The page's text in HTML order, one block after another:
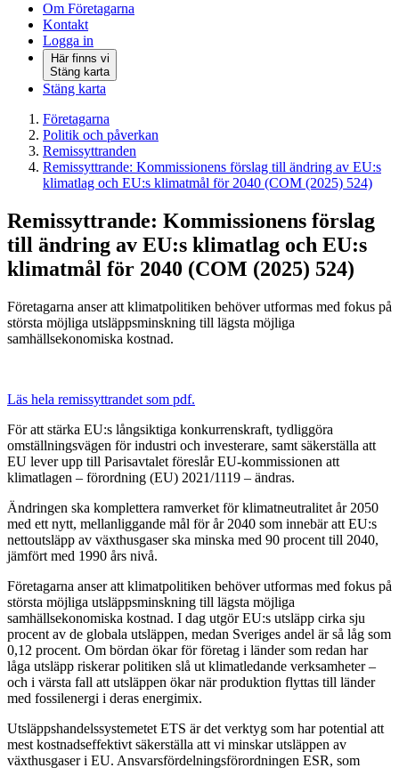
Om Företagarna
Kontakt
Logga in
Här finns vi
Stäng karta
Stäng karta
Företagarna
Politik och påverkan
Remissyttranden
Remissyttrande: Kommissionens förslag till ändring av EU:s
klimatlag och EU:s klimatmål för 2040 (COM (2025) 524)
Remissyttrande: Kommissionens förslag
till ändring av EU:s klimatlag och EU:s
klimatmål för 2040 (COM (2025) 524)
Företagarna anser att klimatpolitiken behöver utformas med fokus på
största möjliga utsläppsminskning till lägsta möjliga
samhällsekonomiska kostnad.
Läs hela remissyttrandet som pdf.
För att stärka EU:s långsiktiga konkurrenskraft, tydliggöra
omställningsvägen för industri och investerare, samt säkerställa att
EU lever upp till Parisavtalet föreslår EU-kommissionen att
klimatlagen – förordning (EU) 2021/1119 – ändras.
Ändringen ska komplettera ramverket för klimatneutralitet år 2050
med ett nytt, mellanliggande mål för år 2040 som innebär att EU:s
nettoutsläpp av växthusgaser ska minska med 90 procent till 2040,
jämfört med 1990 års nivå.
Företagarna anser att klimatpolitiken behöver utformas med fokus på
största möjliga utsläppsminskning till lägsta möjliga
samhällsekonomiska kostnad. I dag utgör EU:s utsläpp cirka sju
procent av de globala utsläppen, medan Sveriges andel är så låg som
0,12 procent. Om bördan ökar för företag i länder som redan har
låga utsläpp riskerar politiken slå ut klimatledande verksamheter –
och i värsta fall att utsläppen ökar när produktion flyttas till länder
med fossilenergi i deras energimix.
Utsläppshandelssystemetet ETS är det verktyg som har potential att
mest kostnadseffektivt säkerställa att vi minskar utsläppen av
växthusgaser i EU. Ansvarsfördelningsförordningen ESR, som